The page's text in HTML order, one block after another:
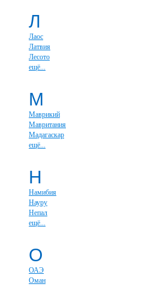
Л
Лаос
Латвия
Лесото
ещё...
М
Маврикий
Мавритания
Мадагаскар
ещё...
Н
Намибия
Науру
Непал
ещё...
О
ОАЭ
Оман